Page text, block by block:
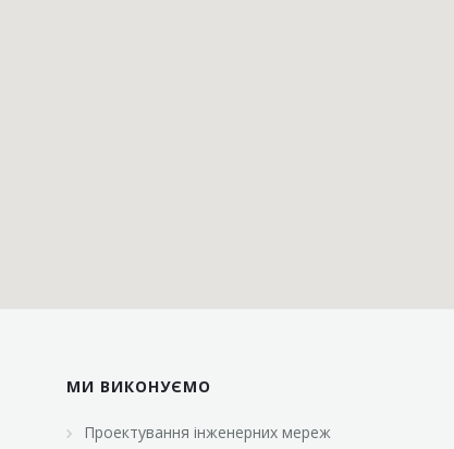
МИ ВИКОНУЄМО
Проектування інженерних мереж